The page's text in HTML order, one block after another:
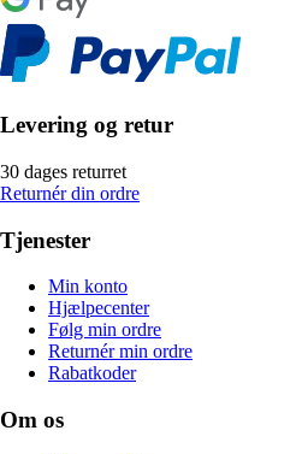
Levering og retur
30 dages returret
Returnér din ordre
Tjenester
Min konto
Hjælpecenter
Følg min ordre
Returnér min ordre
Rabatkoder
Om os